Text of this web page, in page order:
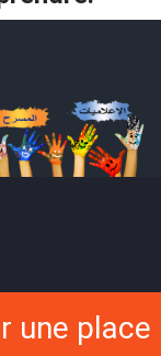
une place